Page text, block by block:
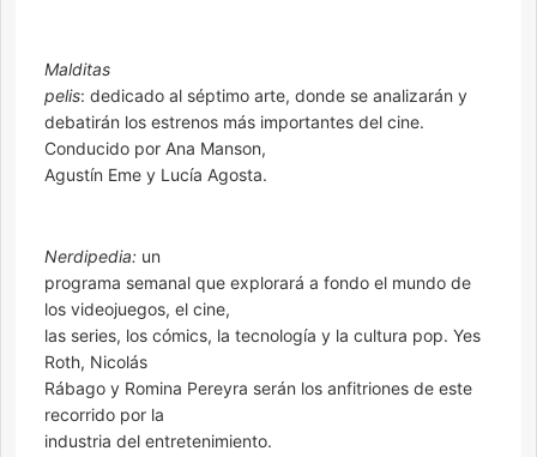
Malditas
pelis: dedicado al séptimo arte, donde se analizarán y
debatirán los estrenos más importantes del cine.
Conducido por Ana Manson,
Agustín Eme y Lucía Agosta.
Nerdipedia: un
programa semanal que explorará a fondo el mundo de
los videojuegos, el cine,
las series, los cómics, la tecnología y la cultura pop. Yes
Roth, Nicolás
Rábago y Romina Pereyra serán los anfitriones de este
recorrido por la
industria del entretenimiento.